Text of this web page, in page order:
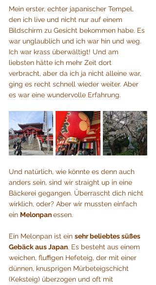
Mein erster, echter japanischer Tempel,
den ich live und nicht nur auf einem
Bildschirm zu Gesicht bekommen habe. Es
war unglaublich und ich war hin und weg.
Ich war krass überwältigt! Und am
liebsten hätte ich mehr Zeit dort
verbracht, aber da ich ja nicht alleine war,
ging es recht schnell wieder weiter. Aber
es war eine wundervolle Erfahrung.
Und natürlich, wie könnte es denn auch
anders sein, sind wir straight up in eine
Bäckerei gegangen. Überrascht dich nicht
wirklich, oder? Aber wir mussten einfach
ein Melonpan essen.
Ein Melonpan ist ein sehr beliebtes süßes
Gebäck aus Japan. Es besteht aus einem
weichen, fluffigen Hefeteig, der mit einer
dünnen, knusprigen Mürbeteigschicht
(Keksteig) überzogen und oft mit